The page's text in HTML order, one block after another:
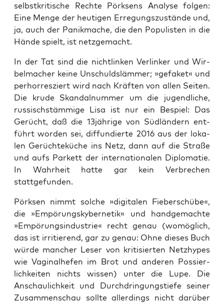
selbst­kri­ti­sche Rech­te Pörk­sens Ana­ly­se fol­gen:
Eine Men­ge der heu­ti­gen Erre­gungs­zu­stän­de und,
ja, auch der Panik­ma­che, die den Popu­lis­ten in die
Hän­de spielt, ist netzgemacht.
In der Tat sind die nicht­lin­ken Ver­lin­ker und Wir­
bel­ma­cher kei­ne Unschulds­läm­mer; »gefaket« und
per­hor­res­ziert wird nach Kräf­ten von allen Sei­ten.
Die kru­de Skan­dal­num­mer um die jugend­li­che,
rus­sisch­stäm­mi­ge Lisa ist nur ein Bespiel: Das
Gerücht, daß die 13jährige von Süd­län­dern ent­
führt wor­den sei, dif­fun­dier­te 2016 aus der loka­
len Gerüch­te­kü­che ins Netz, dann auf die Stra­ße
und aufs Par­kett der inter­na­tio­na­len Diplo­ma­tie.
In Wahr­heit hat­te gar kein Ver­bre­chen
stattgefunden.
Pörk­sen nimmt sol­che »digi­ta­len Fie­ber­schü­be«,
die »Empö­rungs­ky­ber­ne­tik« und hand­ge­mach­te
»Empö­rungs­in­dus­trie« recht genau (womög­lich,
das ist irri­tie­rend, gar zu genau: Ohne die­ses Buch
wür­de man­cher Leser von kri­ti­sier­ten Netz­hy­pes
wie Vagi­nal­he­fen im Brot und ande­ren Pos­sier­
lich­kei­ten nichts wis­sen) unter die Lupe. Die
Anschau­lich­keit und Durch­drin­gungs­tie­fe sei­ner
Zusam­men­schau soll­te aller­dings nicht dar­über